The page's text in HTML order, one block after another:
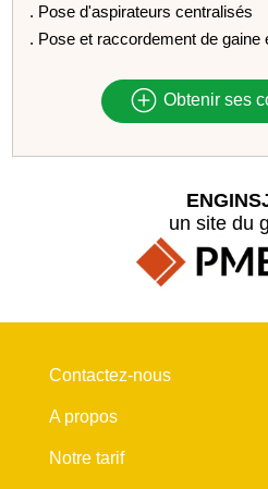
. Pose d'aspirateurs centralisés
. Pose et raccordement de gaine
Obtenir ses
un site du
Contactez-nous
A propos
Notre tarif